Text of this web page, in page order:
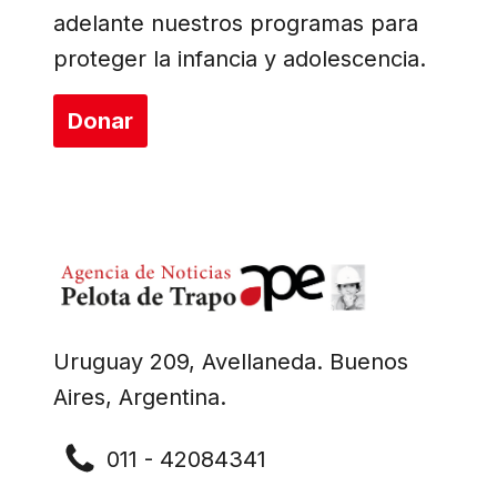
Uruguay 209, Avellaneda. Buenos
Aires, Argentina.
011 - 42084341
adelante nuestros programas para
proteger la infancia y adolescencia.
Donar